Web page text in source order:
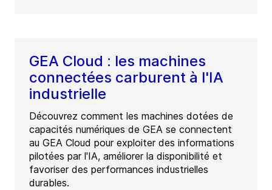
GEA Cloud : les machines
connectées carburent à l'IA
industrielle
Découvrez comment les machines dotées de
capacités numériques de GEA se connectent
au GEA Cloud pour exploiter des informations
pilotées par l'IA, améliorer la disponibilité et
favoriser des performances industrielles
durables.